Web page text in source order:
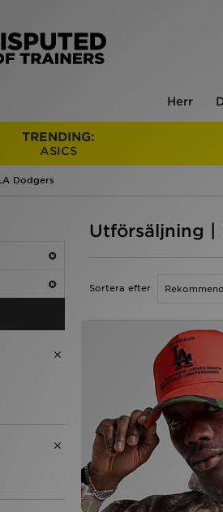
Herr
TRENDING:
ASICS
Dodgers
Utförsäljning |
Sortera efter